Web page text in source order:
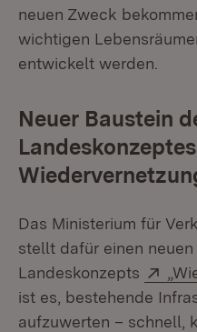
neuen Zweck
wichtigen
entwickelt werden.
Neuer Baustein
Landeskonzeptes
Das Ministerium für
stellt dafür einen
Landeskonzepts
ist es, bestehende
aufzuwerten – schnell,